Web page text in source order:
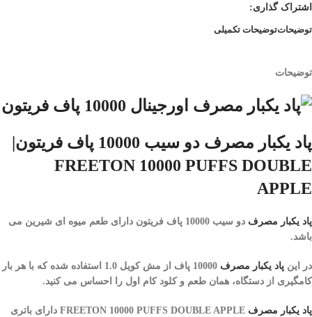
اشتراک گذاری:
توضیحاتتوضیحات تکمیلی
توضیحات
پاد یکبار مصرف دو سیب 10000 پاف فریتون|
FREETON 10000 PUFFS DOUBLE
APPLE
پاد یکبار مصرف دو سیب 10000 پاف فریتون
دارای طعم میوه ای شیرین می
باشد.
در این پاد یکبار مصرف
از مش کویل 1.0 استفاده شده که با هر بار
کامگیری از دستگاه، همان طعم و کلود کام اول را احساس می کنید.
پاد یکبار مصرف FREETON 10000 PUFFS DOUBLE APPLE دارای باتری